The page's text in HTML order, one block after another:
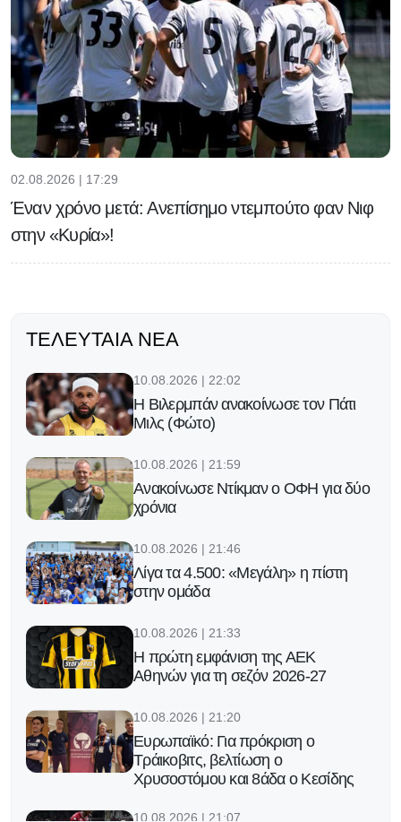
02.08.2026 | 17:29
Έναν χρόνο μετά: Ανεπίσημο ντεμπούτο φαν Νιφ
στην «Κυρία»!
ΤΕΛΕΥΤΑΊΑ ΝΈΑ
10.08.2026 | 22:02
Η Βιλερμπάν ανακοίνωσε τον Πάτι
Μιλς (Φώτο)
10.08.2026 | 21:59
Ανακοίνωσε Ντίκμαν ο ΟΦΗ για δύο
χρόνια
10.08.2026 | 21:46
Λίγα τα 4.500: «Μεγάλη» η πίστη
στην ομάδα
10.08.2026 | 21:33
Η πρώτη εμφάνιση της ΑΕΚ
Αθηνών για τη σεζόν 2026-27
10.08.2026 | 21:20
Ευρωπαϊκό: Για πρόκριση ο
Τράικοβιτς, βελτίωση ο
Χρυσοστόμου και 8άδα ο Κεσίδης
10.08.2026 | 21:07